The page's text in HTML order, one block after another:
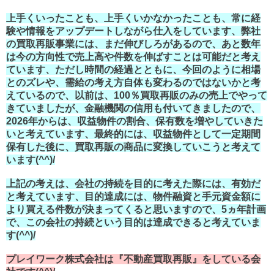
上手くいったことも、上手くいかなかったことも、常に経
験や情報をアップデートしながら仕入をしています、弊社
の買取再販事業には、まだ伸びしろがあるので、あと数年
は今の方向性で売上高や件数を伸ばすことは可能だと考え
ています、ただし時間の経過とともに、今回のように相場
とのズレや、需給の考え方自体も変わるのではないかと考
えているので、以前は、100％買取再販のみの売上でやって
きていましたが、金融機関の信用も付いてきましたので、
2026年からは、収益物件の割合、保有数を増やしていきた
いと考えています、最終的には、収益物件として一定期間
保有した後に、買取再販の商品に変換していこうと考えて
います(^^)/
上記の考えは、会社の持続を目的に考えた際には、有効だ
と考えています、目的達成には、物件融資と手元資金額に
より買える件数が決まってくると思いますので、5ヵ年計画
で、この会社の持続という目的は達成できると考えていま
す(^^)/
プレイワーク株式会社は『不動産買取再販』をしている会